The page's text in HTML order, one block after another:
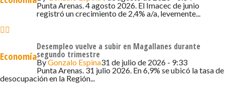
marítimo (US$ 4 millones) y la lana ovina (US$ 3 millones).
Finalmente, Magallanes también registra envíos en el
sector Agropecuario, con envíos por US$ 6 millones, que
corresponde principalmente a carne ovina (US$ 5
Punta Arenas. 4 agosto 2026. El Imacec de junio
registró un crecimiento de 2,4% a/a, levemente...
Economía
Desempleo vuelve a subir en Magallanes durante
segundo trimestre
ByGonzalo Espina31 de julio de 2026 - 9:33
Punta Arenas. 31 julio 2026. En 6,9% se ubicó la tasa de
desocupación en la Región...